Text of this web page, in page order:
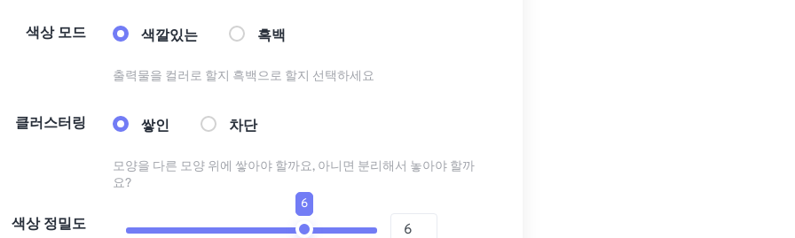
색상 모드 색깔있는 흑백
출력물을 컬러로 할지 흑백으로 할지 선택하세요
클러스터링 쌓인 차단
모양을 다른 모양 위에 쌓아야 할까요, 아니면 분리해서 놓아야 할까
요?
색상 정밀도
6